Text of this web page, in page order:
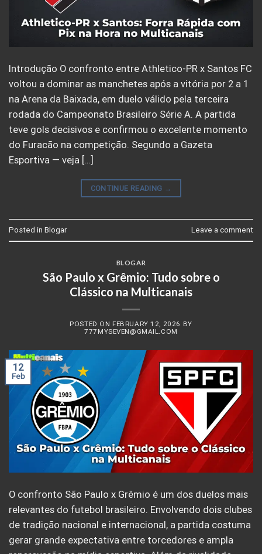
Introdução O confronto entre Athletico-PR x Santos FC
voltou a dominar as manchetes após a vitória por 2 a 1
na Arena da Baixada, em duelo válido pela terceira
rodada do Campeonato Brasileiro Série A. A partida
teve gols decisivos e confirmou o excelente momento
do Furacão na competição. Segundo a Gazeta
Esportiva — veja […]
CONTINUE READING →
Posted in Blogar Leave a comment
BLOGAR
São Paulo x Grêmio: Tudo sobre o
Clássico na Multicanais
POSTED ON FEBRUARY 12, 2026 BY
777MYSEVEN@GMAIL.COM
12
Feb
O confronto São Paulo x Grêmio é um dos duelos mais
relevantes do futebol brasileiro. Envolvendo dois clubes
de tradição nacional e internacional, a partida costuma
gerar grande expectativa entre torcedores e ampla